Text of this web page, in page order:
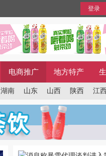
登录
电商推广 地方特产
湖南 山东 山西 陕西 江西